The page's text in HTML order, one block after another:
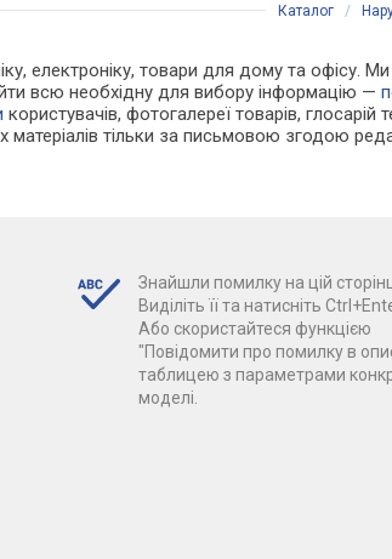
Каталог /
електроніку, товари для дому та офісу.
всю необхідну для вибору інформацію —
користувачів, фотогалереї товарів, глосарій
тільки за письмовою згодою
Знайшли помилку на цій
Виділіть її та натисніть
Або скористайтеся функцією
"Повідомити про помилку в
таблицею з параметрами
моделі.